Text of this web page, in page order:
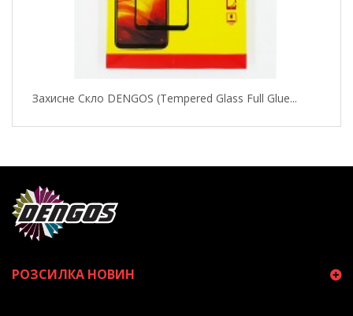
Захисне Скло DENGOS (Tempered Glass Full Glue...
РОЗСИЛКА НОВИН